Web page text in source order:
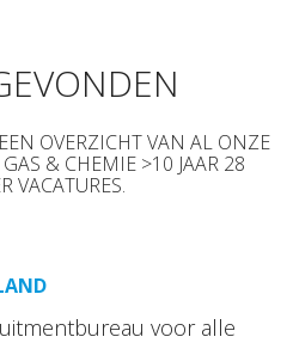
OVERZICHT VAN AL ONZE
& CHEMIE >10 JAAR 28
VACATURES.
voor alle